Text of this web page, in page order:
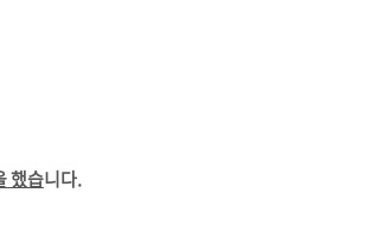
했습니다.